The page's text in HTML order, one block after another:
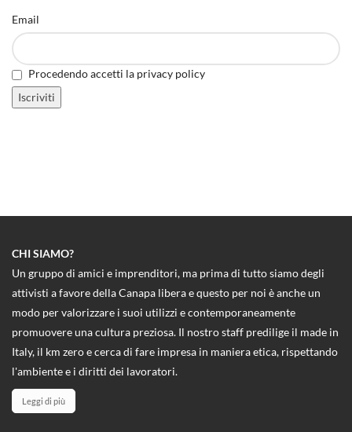
Email
Procedendo accetti la privacy policy
CHI SIAMO?
Un gruppo di amici e imprenditori, ma prima di tutto siamo degli
attivisti a favore della Canapa libera e questo per noi è anche un
modo per valorizzare i suoi utilizzi e contemporaneamente
promuovere una cultura preziosa. Il nostro staff predilige il made in
Italy, il km zero e cerca di fare impresa in maniera etica, rispettando
l'ambiente e i diritti dei lavoratori.
Leggi di più